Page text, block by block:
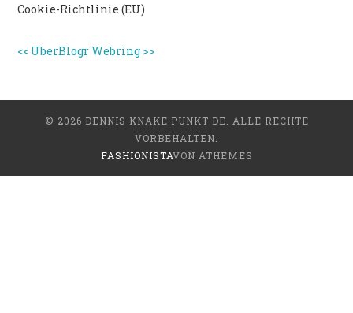
Cookie-Richtlinie (EU)
<< UberBlogr Webring >>
© 2026 DENNIS KNAKE PUNKT DE. ALLE RECHTE
VORBEHALTEN.
FASHIONISTAVON ATHEMES